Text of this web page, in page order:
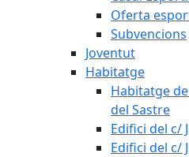
Oferta
Subvencions
Joventut
Habitatge
Habitatge
del Sastre
Edifici del c/
Edifici del c/